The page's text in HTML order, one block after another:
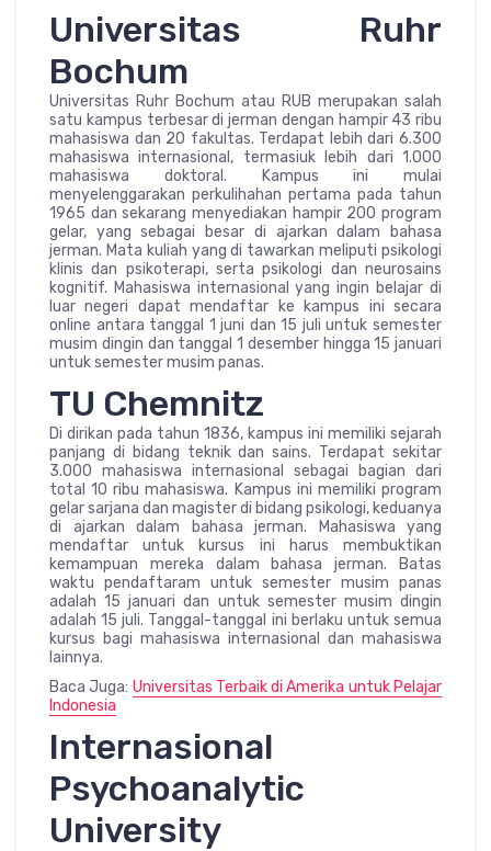
Universitas Ruhr
Bochum
Universitas Ruhr Bochum atau RUB merupakan salah
satu kampus terbesar di jerman dengan hampir 43 ribu
mahasiswa dan 20 fakultas. Terdapat lebih dari 6.300
mahasiswa internasional, termasiuk lebih dari 1.000
mahasiswa doktoral. Kampus ini mulai
menyelenggarakan perkulihahan pertama pada tahun
1965 dan sekarang menyediakan hampir 200 program
gelar, yang sebagai besar di ajarkan dalam bahasa
jerman. Mata kuliah yang di tawarkan meliputi psikologi
klinis dan psikoterapi, serta psikologi dan neurosains
kognitif. Mahasiswa internasional yang ingin belajar di
luar negeri dapat mendaftar ke kampus ini secara
online antara tanggal 1 juni dan 15 juli untuk semester
musim dingin dan tanggal 1 desember hingga 15 januari
untuk semester musim panas.
TU Chemnitz
Di dirikan pada tahun 1836, kampus ini memiliki sejarah
panjang di bidang teknik dan sains. Terdapat sekitar
3.000 mahasiswa internasional sebagai bagian dari
total 10 ribu mahasiswa. Kampus ini memiliki program
gelar sarjana dan magister di bidang psikologi, keduanya
di ajarkan dalam bahasa jerman. Mahasiswa yang
mendaftar untuk kursus ini harus membuktikan
kemampuan mereka dalam bahasa jerman. Batas
waktu pendaftaram untuk semester musim panas
adalah 15 januari dan untuk semester musim dingin
adalah 15 juli. Tanggal-tanggal ini berlaku untuk semua
kursus bagi mahasiswa internasional dan mahasiswa
lainnya.
Baca Juga: Universitas Terbaik di Amerika untuk Pelajar
Indonesia
Internasional
Psychoanalytic
University